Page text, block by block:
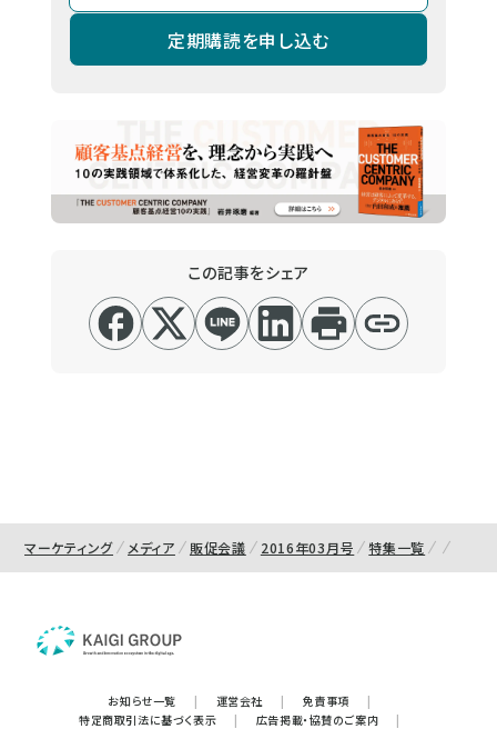
定期購読を申し込む
この記事をシェア
マーケティング メディア 販促会議 2016年03月号 特集一覧
お知らせ一覧 | 運営会社 | 免責事項
|
特定商取引法に基づく表示
| 広告掲載・協賛のご案内 |